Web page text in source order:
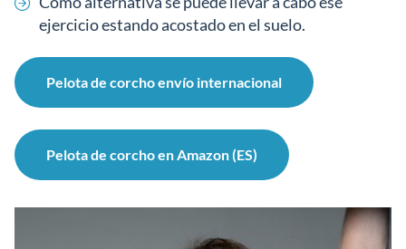
ejercicio estando acostado en el suelo.
Pelota de corcho envío internacional
Pelota de corcho en Amazon (ES)